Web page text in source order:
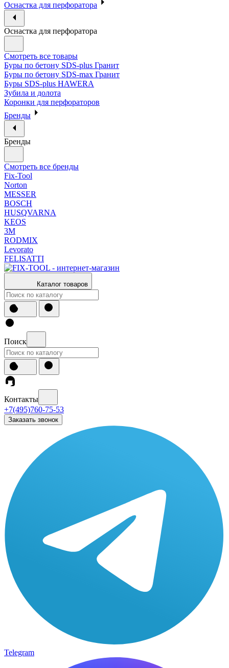
Оснастка для перфоратора
Оснастка для перфоратора
Смотреть все товары
Буры по бетону SDS-plus Гранит
Буры по бетону SDS-max Гранит
Буры SDS-plus HAWERA
Зубила и долота
Коронки для перфораторов
Бренды
Бренды
Смотреть все бренды
Fix-Tool
Norton
MESSER
BOSCH
HUSQVARNA
KEOS
3М
RODMIX
Levorato
FELISATTI
Каталог товаров
Поиск
Контакты
+7(495)760-75-53
Заказать звонок
Telegram